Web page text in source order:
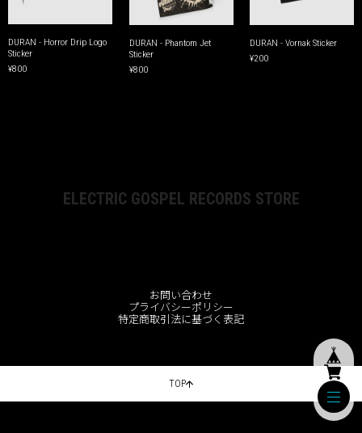
DURAN - Horror Drip Logo
Sticker
¥800
DURAN - Phantom Jet
Sticker
¥800
DURAN - Vornak Sticker
¥200
ELECTRIC GOSPEL RECORDS STORE
お問い合わせ
プライバシーポリシー
特定商取引法に基づく表記
TOP